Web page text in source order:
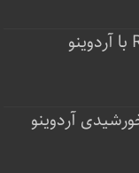
آردوینو